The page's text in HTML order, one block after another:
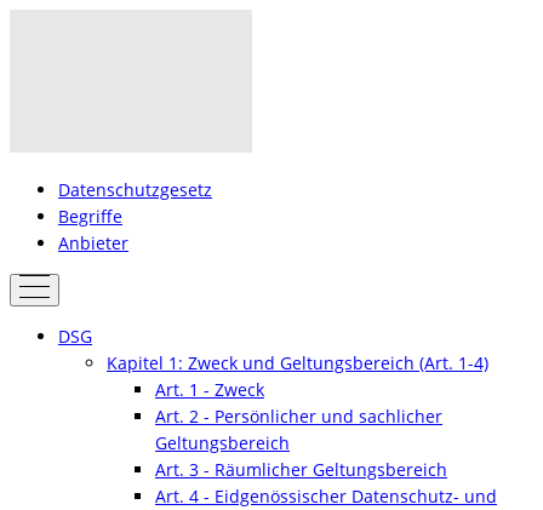
Datenschutzgesetz
Begriffe
Anbieter
DSG
Kapitel 1: Zweck und Geltungsbereich (Art. 1-4)
Art. 1 - Zweck
Art. 2 - Persönlicher und sachlicher
Geltungsbereich
Art. 3 - Räumlicher Geltungsbereich
Art. 4 - Eidgenössischer Datenschutz- und